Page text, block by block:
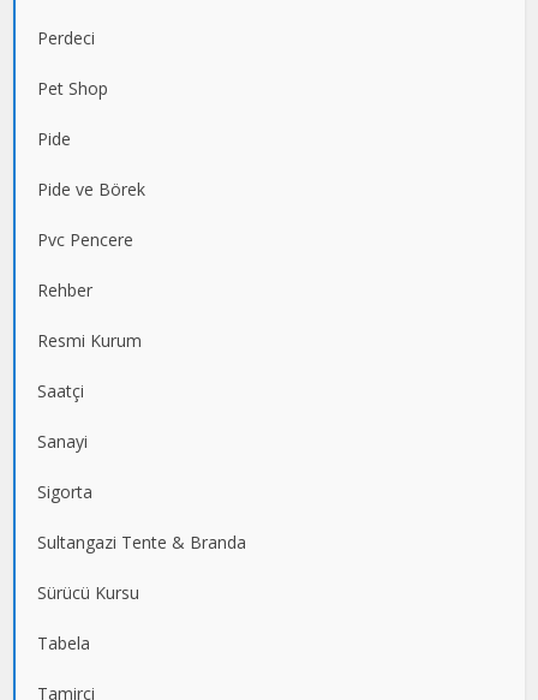
Perdeci
Pet Shop
Pide
Pide ve Börek
Pvc Pencere
Rehber
Resmi Kurum
Saatçi
Sanayi
Sigorta
Sultangazi Tente & Branda
Sürücü Kursu
Tabela
Tamirci